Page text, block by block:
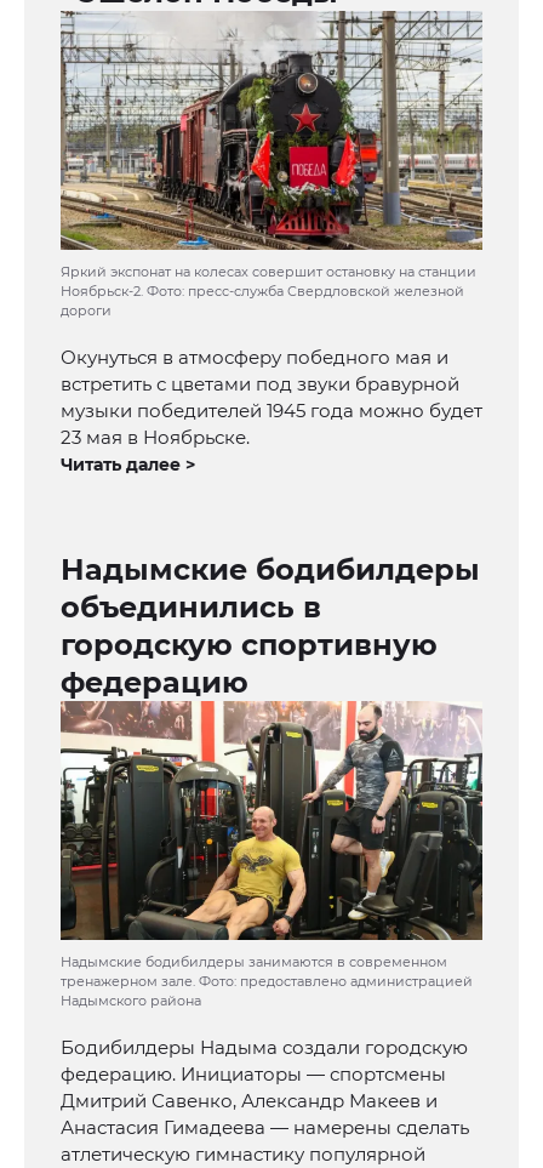
Яркий экспонат на колесах совершит остановку на станции
Ноябрьск-2. Фото: пресс-служба Свердловской железной
дороги
Окунуться в атмосферу победного мая и
встретить с цветами под звуки бравурной
музыки победителей 1945 года можно будет
23 мая в Ноябрьске.
Читать далее >
Надымские бодибилдеры
объединились в
городскую спортивную
федерацию
Надымские бодибилдеры занимаются в современном
тренажерном зале. Фото: предоставлено администрацией
Надымского района
Бодибилдеры Надыма создали городскую
федерацию. Инициаторы — спортсмены
Дмитрий Савенко, Александр Макеев и
Анастасия Гимадеева — намерены сделать
атлетическую гимнастику популярной